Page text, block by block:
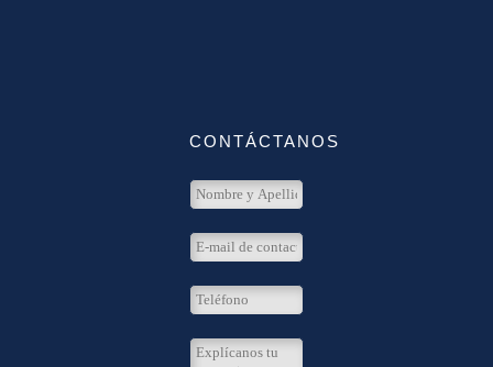
CONTÁCTANOS